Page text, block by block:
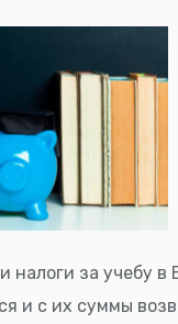
налоги за учебу в
и с их суммы